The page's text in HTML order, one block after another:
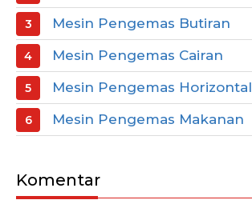
Mesin Pengemas Butiran
Mesin Pengemas Cairan
Mesin Pengemas Horizontal
Mesin Pengemas Makanan
Komentar